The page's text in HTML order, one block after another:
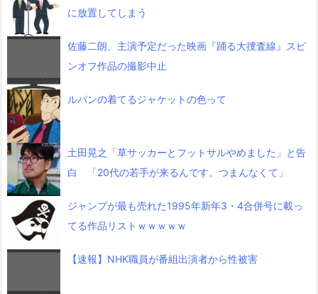
に放置してしまう
佐藤二朗、主演予定だった映画『踊る大捜査線』スピ
ンオフ作品の撮影中止
ルパンの着てるジャケットの色って
土田晃之「草サッカーとフットサルやめました」と告
白 「20代の若手が来るんです。つまんなくて」
ジャンプが最も売れた1995年新年3・4合併号に載っ
てる作品リストｗｗｗｗｗ
【速報】NHK職員が番組出演者から性被害